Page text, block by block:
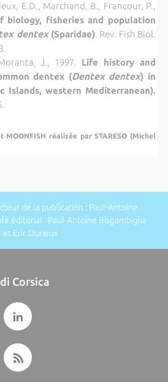
E.D., Marchand, B., Francour, P.,
biology, fisheries and population
dentex(Sparidae). Rev. Fish Biol.
J., 1997. Life history and
dentex (Dentex dentex) in
Islands, western Mediterranean).
réalisée par STARESO (Michel
de la publication : Paul-Antoine
éditorial : Paul-Antoine Bisgambiglia
et Eric Durieux
Corsica